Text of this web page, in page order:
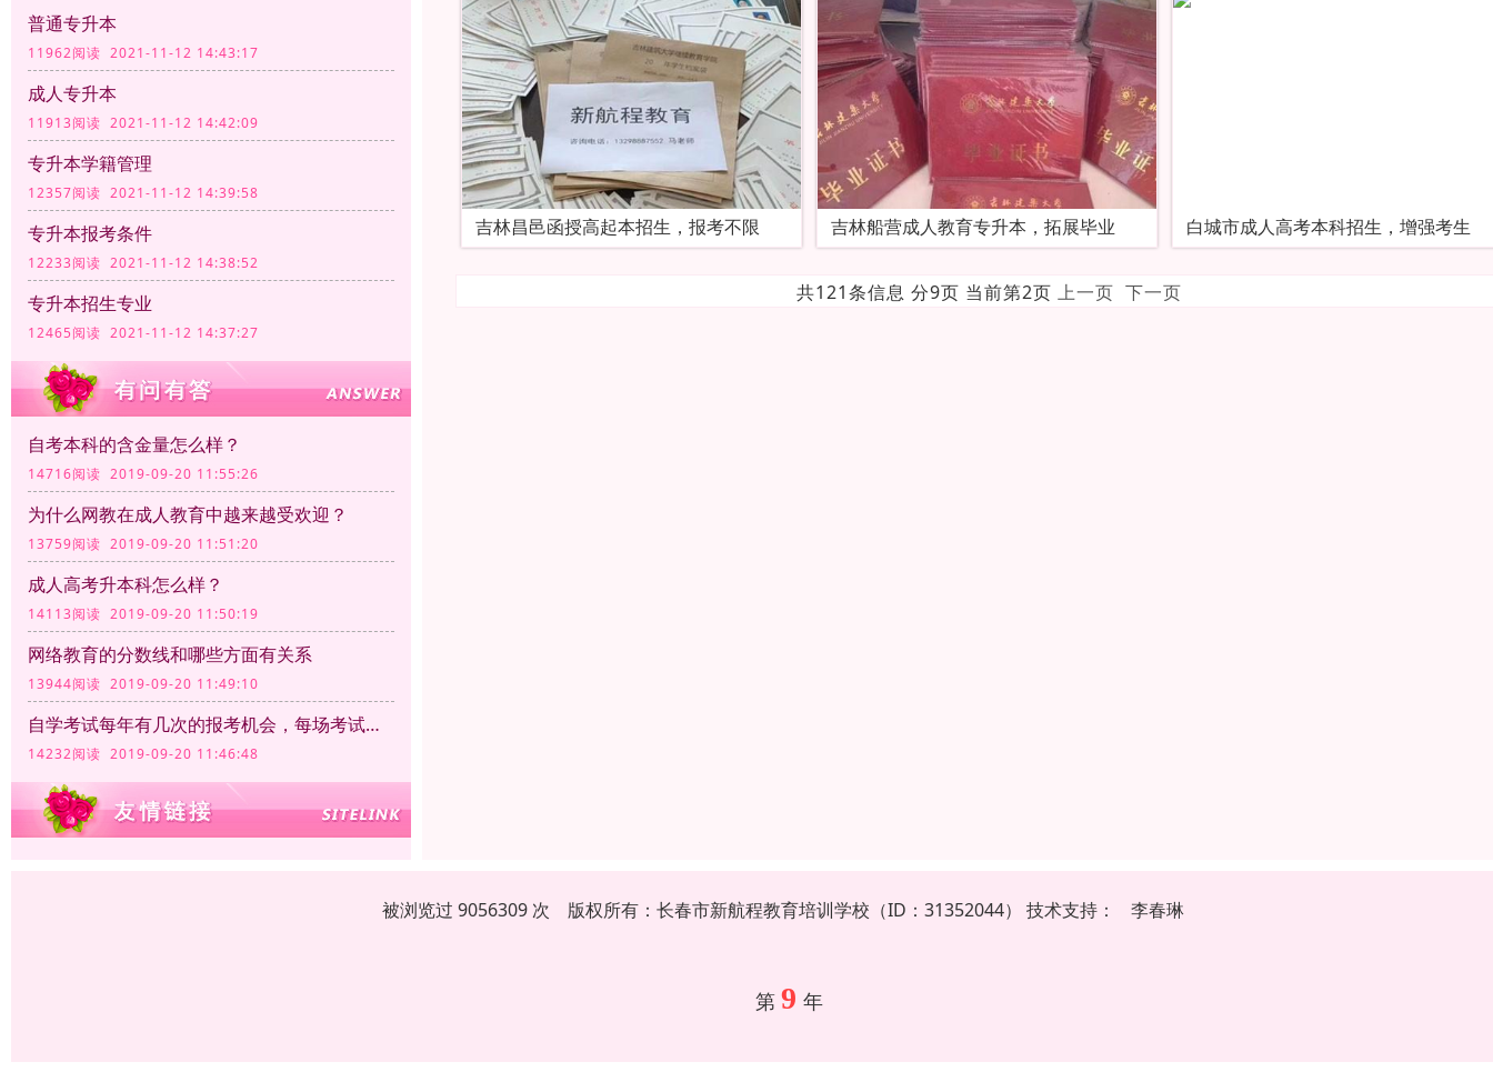
普通专升本
11962阅读 2021-11-12 14:43:17
成人专升本
11913阅读 2021-11-12 14:42:09
专升本学籍管理
12357阅读 2021-11-12 14:39:58
专升本报考条件
12233阅读 2021-11-12 14:38:52
专升本招生专业
12465阅读 2021-11-12 14:37:27
自考本科的含金量怎么样？
14716阅读 2019-09-20 11:55:26
为什么网教在成人教育中越来越受欢迎？
13759阅读 2019-09-20 11:51:20
成人高考升本科怎么样？
14113阅读 2019-09-20 11:50:19
网络教育的分数线和哪些方面有关系
13944阅读 2019-09-20 11:49:10
自学考试每年有几次的报考机会，每场考试的时间和满分分别是多少
14232阅读 2019-09-20 11:46:48
吉林昌邑函授高起本招生，报考不限 吉林船营成人教育专升本，拓展毕业 白城市成人高考本科招生，增强考生
共121条信息 分9页 当前第2页 上一页 下一页
被浏览过 9056309 次 版权所有：长春市新航程教育培训学校（ID：31352044） 技术支持 ： 李春琳
第 9 年